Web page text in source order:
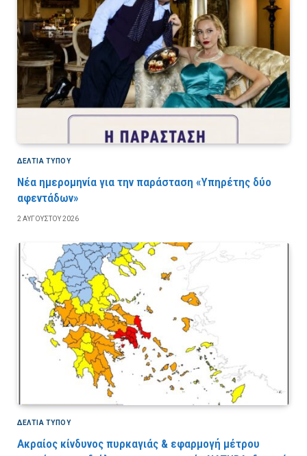
ΔΕΛΤΙΑ ΤΥΠΟΥ
Νέα ημερομηνία για την παράσταση «Υπηρέτης δύο
αφεντάδων»
2 ΑΥΓΟΎΣΤΟΥ 2026
ΔΕΛΤΙΑ ΤΥΠΟΥ
Ακραίος κίνδυνος πυρκαγιάς & εφαρμογή μέτρου